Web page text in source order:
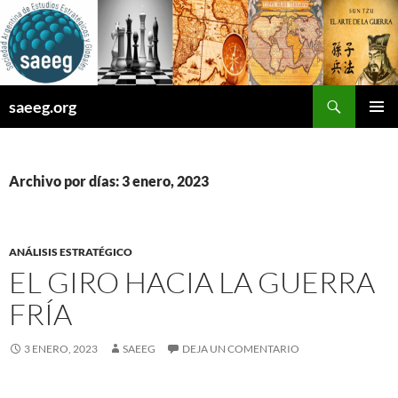
Saltar
al
contenido
saeeg.org
Archivo por días: 3 enero, 2023
ANÁLISIS ESTRATÉGICO
EL GIRO HACIA LA GUERRA
FRÍA
3 ENERO, 2023 SAEEG DEJA UN COMENTARIO